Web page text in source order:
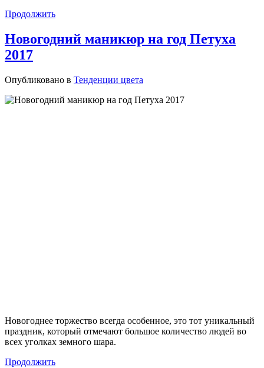
Продолжить
Новогодний маникюр на год Петуха
2017
Опубликовано в Тенденции цвета
Новогоднее торжество всегда особенное, это тот уникальный
праздник, который отмечают большое количество людей во
всех уголках земного шара.
Продолжить